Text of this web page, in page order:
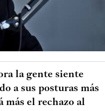
la gente siente
a sus posturas más
más el rechazo al